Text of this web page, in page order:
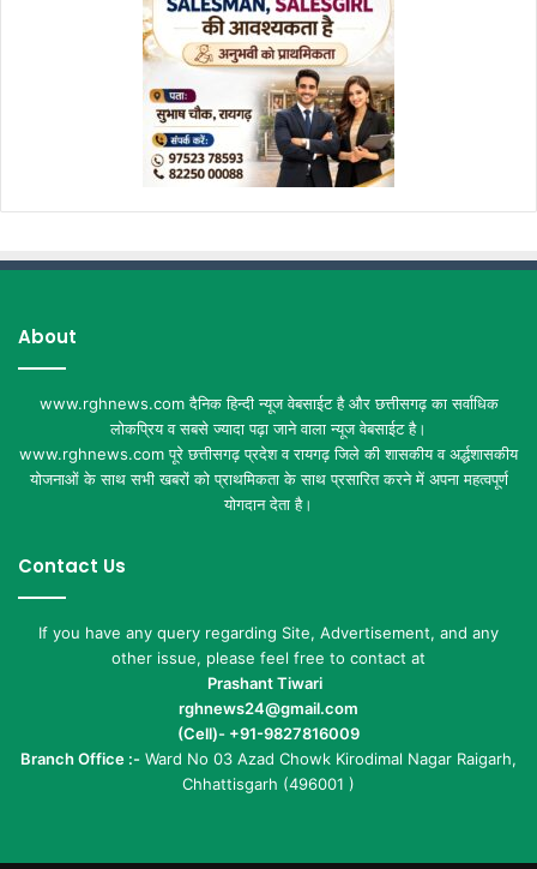
About
www.rghnews.com दैनिक हिन्दी न्यूज वेबसाईट है और छत्तीसगढ़ का सर्वाधिक
लोकप्रिय व सबसे ज्यादा पढ़ा जाने वाला न्यूज वेबसाईट है।
www.rghnews.com पूरे छत्तीसगढ़ प्रदेश व रायगढ़ जिले की शासकीय व अर्द्धशासकीय
योजनाओं के साथ सभी खबरों को प्राथमिकता के साथ प्रसारित करने में अपना महत्वपूर्ण
योगदान देता है।
Contact Us
If you have any query regarding Site, Advertisement, and any
other issue, please feel free to contact at
Prashant Tiwari
rghnews24@gmail.com
(Cell)- +91-9827816009
Branch Office :- Ward No 03 Azad Chowk Kirodimal Nagar Raigarh,
Chhattisgarh (496001 )